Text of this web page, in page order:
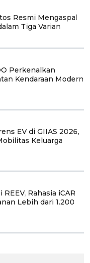
Resmi Mengaspal
Tiga Varian
Perkenalkan
Kendaraan Modern
EV di GIIAS 2026,
Keluarga
Rahasia iCAR
Lebih dari 1.200